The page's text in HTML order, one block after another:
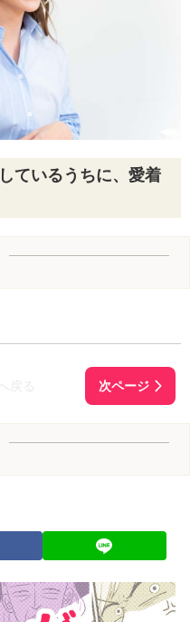
ているうちに、愛着